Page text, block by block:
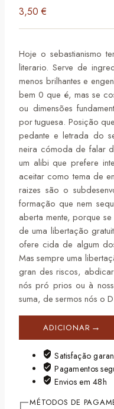
3,50€
Hoje o sebastianismo
literario. Serve de
menos brilhantes e
bem 0 que é, mas se
ou dimensões
por tuguesa. Posição
pedante e letrada do
neira cómoda de falar
um alibi que prefere
aceitar como tema de
raizes são o
formação que nem
aberta mente, porque
de uma libertação
ofere cida de algum
Mas sempre uma
gran des riscos,
nós pró prios ou à
suma, de sermos nós o
ADICIONAR
Satisfação
Pagamentos
Envios em 48h
MÉTODOS DE